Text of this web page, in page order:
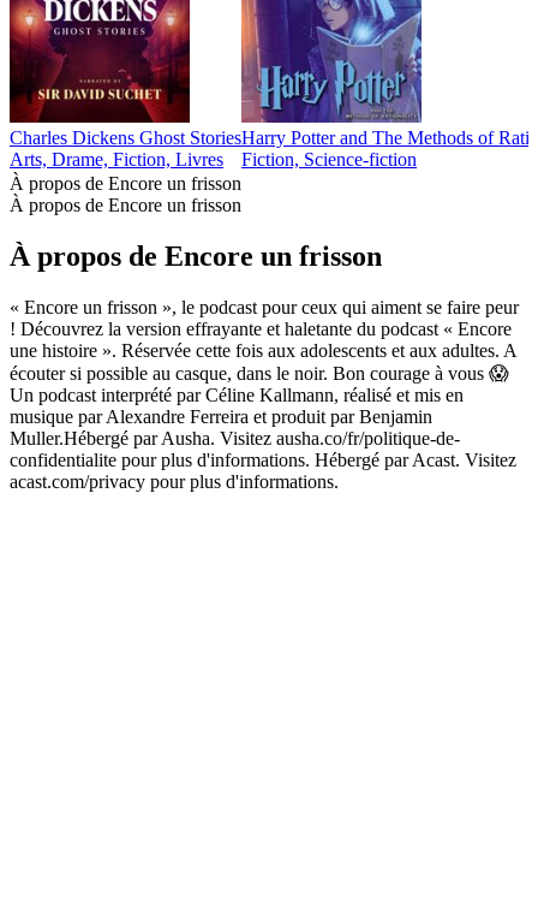
Charles Dickens Ghost Stories
Arts, Drame, Fiction, Livres
Harry Potter and The Methods of
Fiction, Science-fiction
À propos de Encore un frisson
À propos de Encore un frisson
À propos de Encore un frisson
« Encore un frisson », le podcast pour ceux qui aiment se faire peur
! Découvrez la version effrayante et haletante du podcast « Encore
une histoire ». Réservée cette fois aux adolescents et aux adultes. A
écouter si possible au casque, dans le noir. Bon courage à vous 😱
Un podcast interprété par Céline Kallmann, réalisé et mis en
musique par Alexandre Ferreira et produit par Benjamin
Muller.Hébergé par Ausha. Visitez ausha.co/fr/politique-de-
confidentialite pour plus d'informations. Hébergé par Acast. Visitez
acast.com/privacy pour plus d'informations.